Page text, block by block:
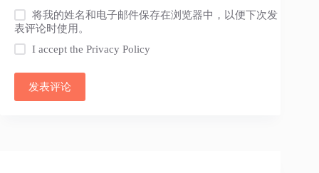
将我的姓名和电子邮件保存在浏览器中，以便下次发
表评论时使用。
I accept thePrivacy Policy
发表评论